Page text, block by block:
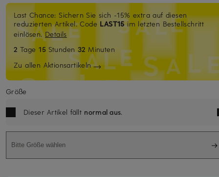
Last Chance: Sichern Sie sich -15% extra auf diesen
reduzierten Artikel. Code LAST15im letzten Bestellschritt
einlösen.Details
2 Tage15 Stunden 32 Minuten
Zu allen Aktionsartikeln
Größe
Dieser Artikel fällt normal aus.
Bitte Größe wählen